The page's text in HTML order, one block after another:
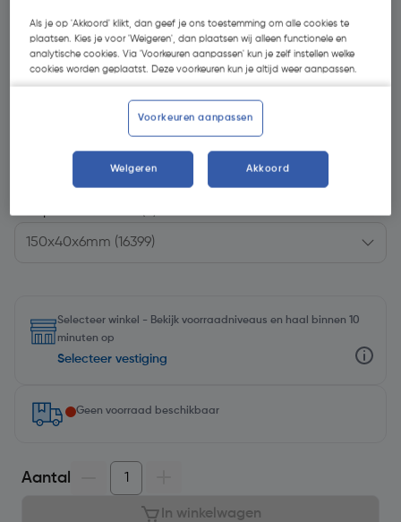
€ 0,25| Excl. btw € 0,21
Selecteer winkel - Bekijk voorraadniveaus en haal binnen 10
minuten op
Selecteer vestiging
Geen voorraad beschikbaar
Aantal
In winkelwagen
Als je op 'Akkoord' klikt, dan geef je ons toestemming om alle cookies te
plaatsen. Kies je voor 'Weigeren', dan plaatsen wij alleen functionele en
analytische cookies. Via 'Voorkeuren aanpassen' kun je zelf instellen welke
cookies worden geplaatst. Deze voorkeuren kun je altijd weer aanpassen.
Voorkeuren aanpassen
Weigeren Akkoord